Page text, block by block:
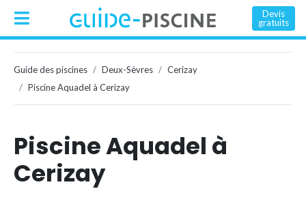
Devis
gratuits
Guide des piscines Deux-Sèvres
Cerizay
Piscine Aquadel à Cerizay
Piscine Aquadel à
Cerizay